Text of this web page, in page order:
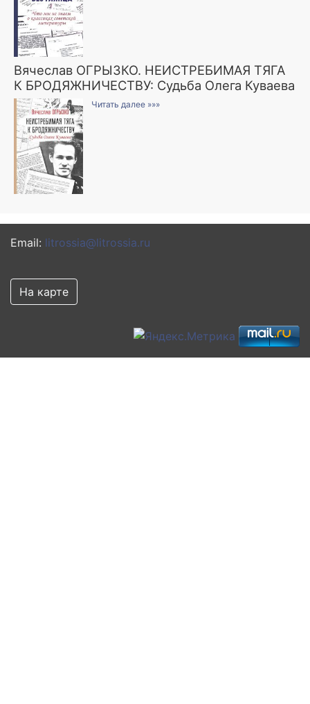
Вячеслав ОГРЫЗКО. НЕИСТРЕБИМАЯ ТЯГА
К БРОДЯЖНИЧЕСТВУ: Судьба Олега Куваева
Читать далее »»»
Email: litrossia@litrossia.ru
На карте